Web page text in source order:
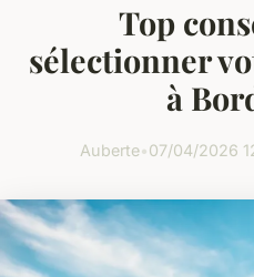
Top
sélectionner
à
Auberte•07/04/2026